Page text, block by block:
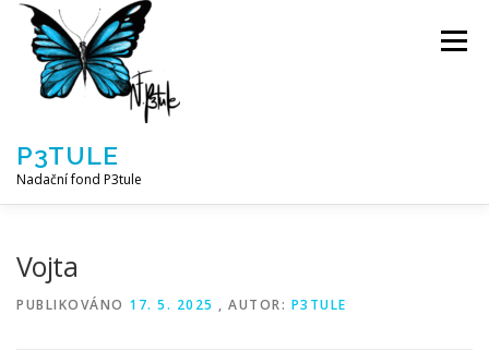
Přeskočit
obsah
P3TULE
Nadační fond P3tule
Menu
Vojta
PUBLIKOVÁNO 17. 5. 2025 , AUTOR: P3TULE